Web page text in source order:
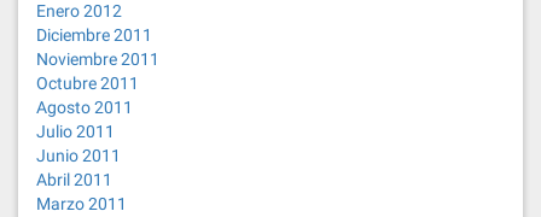
Enero 2012
Diciembre 2011
Noviembre 2011
Octubre 2011
Agosto 2011
Julio 2011
Junio 2011
Abril 2011
Marzo 2011